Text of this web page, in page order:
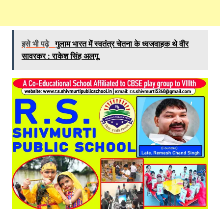
इसे भी पढ़े गुलाम भारत में स्वतंत्र चेतना के ध्वजवाहक थे वीर
सावरकर : राकेश सिंह अलगू